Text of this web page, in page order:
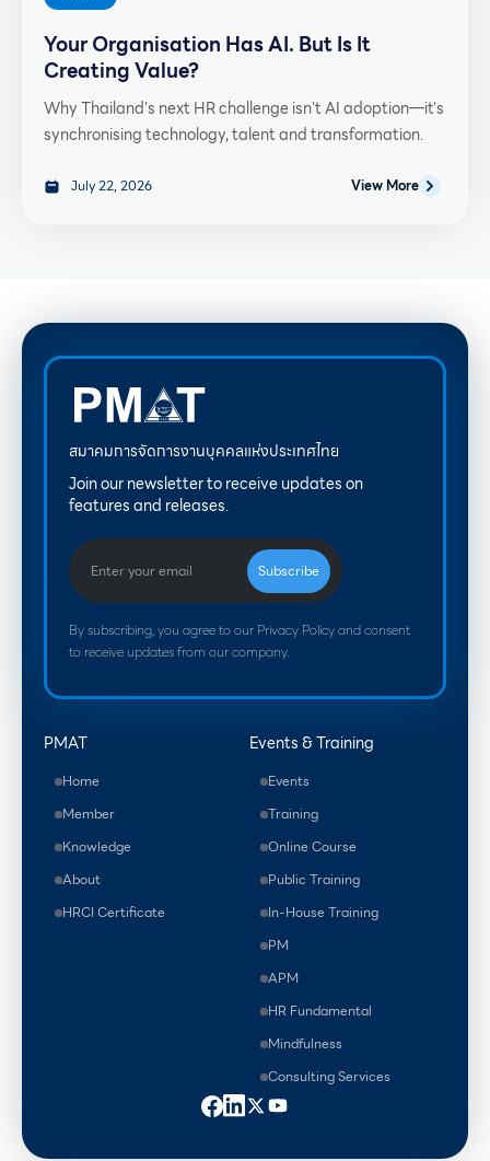
Your Organisation Has AI. But Is It
Creating Value?
Why Thailand's next HR challenge isn't AI adoption—it's
synchronising technology, talent and transformation.
July 22, 2026 View More
สมาคมการจัดการงานบุคคลแห่งประเทศไทย
Join our newsletter to receive updates on
features and releases.
By subscribing, you agree to our Privacy Policy and consent
to receive updates from our company.
PMAT
Home
Member
Knowledge
About
HRCI Certificate
Events & Training
Events
Training
Online Course
Public Training
In-House Training
PM
APM
HR Fundamental
Mindfulness
Consulting Services